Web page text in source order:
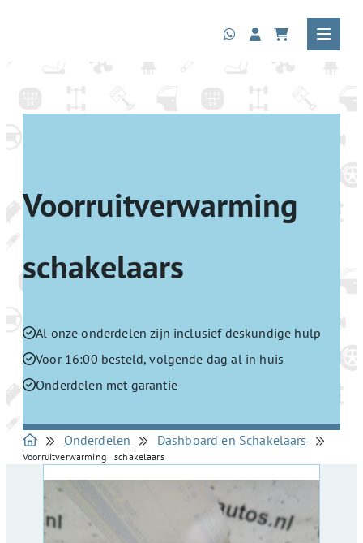
Voorruitverwarming
schakelaars
Al onze onderdelen zijn inclusief deskundige hulp
Voor 16:00 besteld, volgende dag al in huis
Onderdelen met garantie
Onderdelen Dashboard en Schakelaars
Voorruitverwarming schakelaars